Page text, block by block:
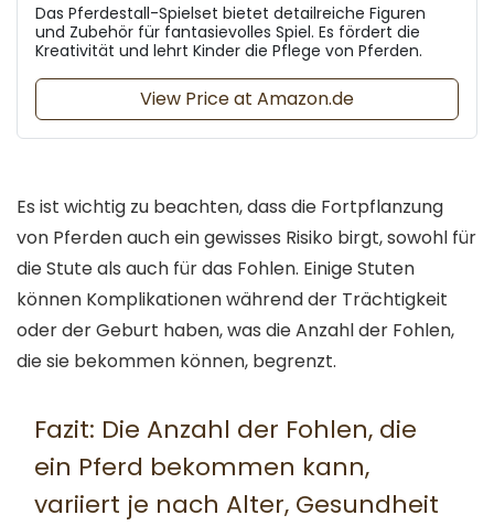
Das Pferdestall-Spielset bietet detailreiche Figuren
und Zubehör für fantasievolles Spiel. Es fördert die
Kreativität und lehrt Kinder die Pflege von Pferden.
View Price at Amazon.de
Es ist wichtig zu beachten, dass die Fortpflanzung
von Pferden auch ein gewisses Risiko birgt, sowohl für
die Stute als auch für das Fohlen. Einige Stuten
können Komplikationen während der Trächtigkeit
oder der Geburt haben, was die Anzahl der Fohlen,
die sie bekommen können, begrenzt.
Fazit: Die Anzahl der Fohlen, die
ein Pferd bekommen kann,
variiert je nach Alter, Gesundheit